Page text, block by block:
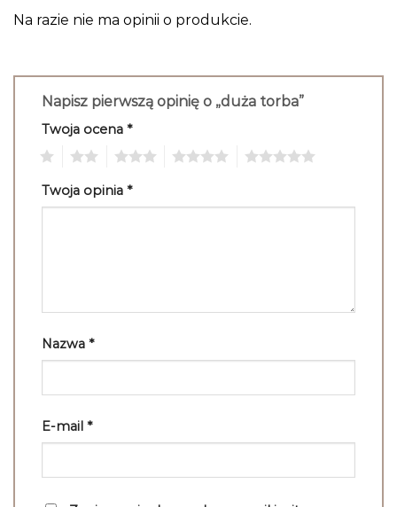
Na razie nie ma opinii o produkcie.
Napisz pierwszą opinię o „duża torba”
Twoja ocena *
Twoja opinia *
Nazwa *
E-mail *